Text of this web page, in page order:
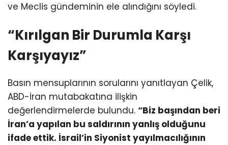
ve Meclis gündeminin ele alındığını söyledi.
“Kırılgan Bir Durumla Karşı
Karşıyayız”
Basın mensuplarının sorularını yanıtlayan Çelik,
ABD-İran mutabakatına ilişkin
değerlendirmelerde bulundu. “Biz başından beri
İran’a yapılan bu saldırının yanlış olduğunu
ifade ettik. İsrail’in Siyonist yayılmacılığının